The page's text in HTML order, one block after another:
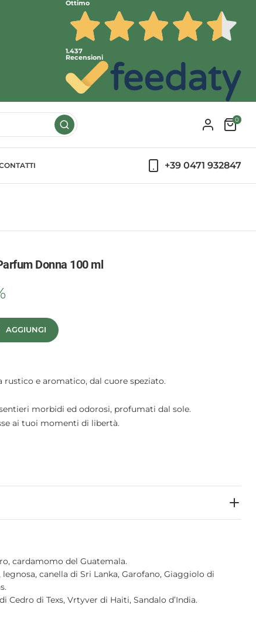
Ottimo
1.437
Recensioni
0
+39 0471 932847
Donna 100 ml
AGGIUNGI
e aromatico, dal cuore speziato.
morbidi ed odorosi, profumati dal sole.
ai tuoi momenti di libertà.
cardamomo del Guatemala.
canella di Sri Lanka, Garofano, Giaggiolo di
Cedro di Texs, Vrtyver di Haiti, Sandalo d’India.